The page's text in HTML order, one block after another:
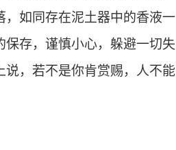
，如同存在泥土器中的香液一
存，谨慎小心，躲避一切失
说，若不是你肯赏赐，人不能